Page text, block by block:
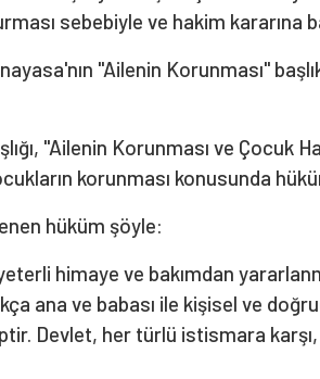
sebebiyle ve hakim kararına
"Ailenin Korunması"
"Ailenin Korunması ve Çocuk
korunması konusunda
hüküm şöyle:
himaye ve bakımdan
ana ve babası ile kişisel ve
Devlet, her türlü istismara